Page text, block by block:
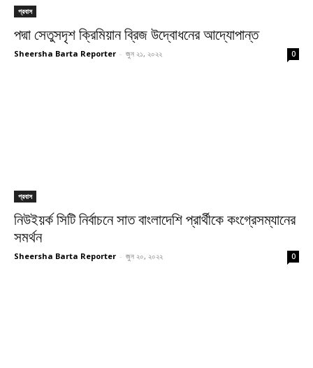
প্রবাস
পদ্মা সেতুসদৃশ ক্রিমিয়ান ব্রিজ উদ্বোধনের আদ্যোপান্ত
Sheersha Barta Reporter - জুন ২১, ২০২২ 0
প্রবাস
নিউইয়র্ক সিটি নির্বাচনে সাত বাংলাদেশি প্রার্থীকে কংগ্রেসম্যানের
সমর্থন
Sheersha Barta Reporter - জুন ২০, ২০২২ 0